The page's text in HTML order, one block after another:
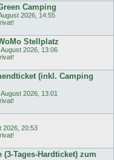
Camping
2026, 14:55
Stellplatz
2026, 13:06
(inkl. Camping
2026, 13:01
2026, 20:53
Tages-Hardticket) zum